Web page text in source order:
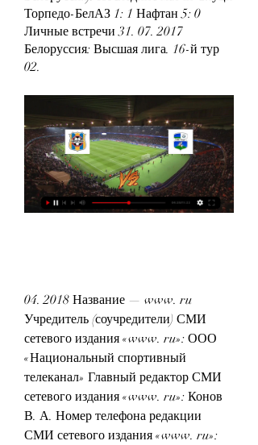
Торпедо-БелАЗ 1: 1 Нафтан 5: 0
Личные встречи 31. 07. 2017
Белоруссия: Высшая лига. 16-й тур
02.
04. 2018 Название — www. ru
Учредитель (соучредители) СМИ
сетевого издания «www. ru»: ООО
«Национальный спортивный
телеканал» Главный редактор СМИ
сетевого издания «www. ru»: Конов
В. А. Номер телефона редакции
СМИ сетевого издания «www. ru»: